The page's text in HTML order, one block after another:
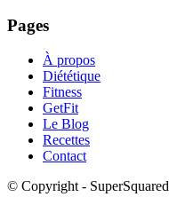
Pages
À propos
Diététique
Fitness
GetFit
Le Blog
Recettes
Contact
© Copyright - SuperSquared